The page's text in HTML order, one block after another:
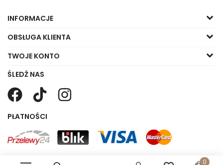
INFORMACJE
OBSŁUGA KLIENTA
TWOJE KONTO
ŚLEDŹ NAS
PŁATNOŚCI
0